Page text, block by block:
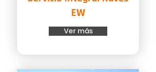
EW
Ver más